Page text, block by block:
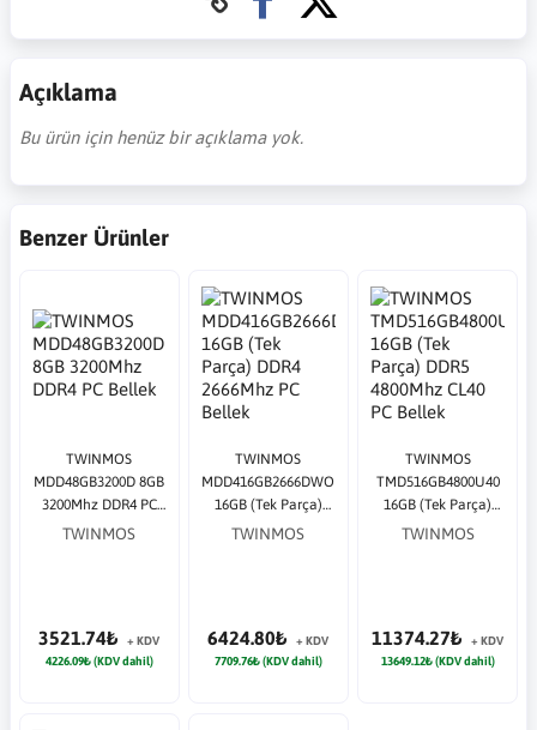
Açıklama
Bu ürün için henüz bir açıklama yok.
Benzer Ürünler
TWINMOS
MDD48GB3200D 8GB
3200Mhz DDR4 PC
Bellek
TWINMOS
3521.74₺
+ KDV
4226.09₺ (KDV dahil)
TWINMOS
MDD416GB2666DWO
16GB (Tek Parça)
DDR4 2666Mhz PC
TWINMOS
6424.80₺
+ KDV
7709.76₺ (KDV dahil)
TWINMOS
TMD516GB4800U40
16GB (Tek Parça)
DDR5 4800Mhz CL40
TWINMOS
11374.27₺
+ KDV
13649.12₺ (KDV dahil)